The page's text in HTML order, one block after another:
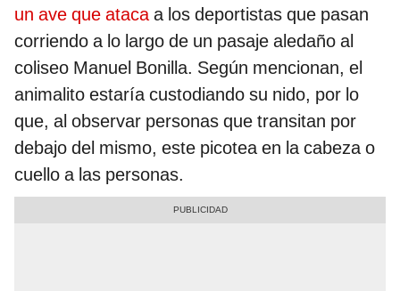
un ave que atacaa los deportistas que pasan
corriendo a lo largo de un pasaje aledaño al
coliseo Manuel Bonilla. Según mencionan, el
animalito estaría custodiando su nido, por lo
que, al observar personas que transitan por
debajo del mismo, este picotea en la cabeza o
cuello a las personas.